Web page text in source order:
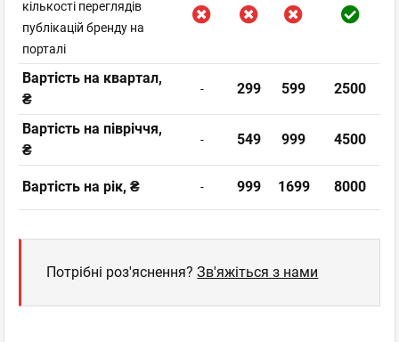
кількості переглядів
публікацій бренду на
порталі
Вартість на квартал,
₴
- 299 599 2500
Вартість на півріччя,
₴
- 549 999 4500
Вартість на рік, ₴ - 999 1699 8000
Потрібні роз'яснення?Зв'яжіться з нами